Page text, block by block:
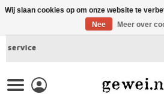
Wij slaan cookies op om onze website te
Nee
Meer over